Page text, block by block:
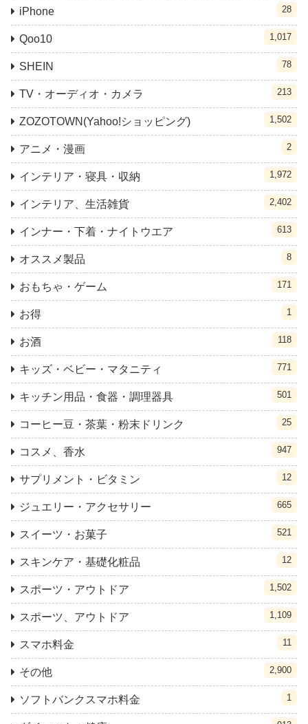
iPhone 28
Qoo10 1,017
SHEIN 78
TV・オーディオ・カメラ 213
ZOZOTOWN(Yahoo!ショッピング) 1,502
アニメ・漫画 2
インテリア・寝具・収納 1,972
インテリア、生活雑貨 2,402
インナー・下着・ナイトウエア 613
オススメ製品 8
おもちゃ・ゲーム 171
お得 1
お酒 118
キッズ・ベビー・マタニティ 771
キッチン用品・食器・調理器具 501
コーヒー豆・茶葉・粉末ドリンク 25
コスメ、香水 947
サプリメント・ビタミン 12
ジュエリー・アクセサリー 665
スイーツ・お菓子 521
スキンケア・基礎化粧品 12
スポーツ・アウトドア 1,502
スポーツ、アウトドア 1,109
スマホ料金 11
その他 2,900
ソフトバンクスマホ料金 1